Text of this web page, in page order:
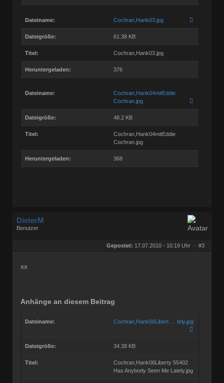
Dateiname: Cochran,Hank03.jpg
Dateigröße: 61.38 KB
Titel: Cochran,Hank03.jpg
Heruntergeladen: 376
Dateiname:
Cochran,Hank04mitEddie
Cochran.jpg
Dateigröße: 48.2 KB
Titel:
Cochran,Hank04mitEddie
Cochran.jpg
Heruntergeladen: 368
DieterM
Benutzer
Gepostet: 17.07.2010 - 10:19 Uhr · #3
xx
Anhänge an diesem Beitrag
Dateiname: Cochran,Hank06Libert … tely.jpg
Dateigröße: 34.38 KB
Titel:
Cochran,Hank06Liberty 55402
Has Anybody Seen Me Lately.jpg